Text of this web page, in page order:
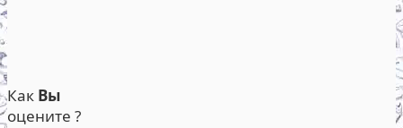
Как Вы
оцените ?